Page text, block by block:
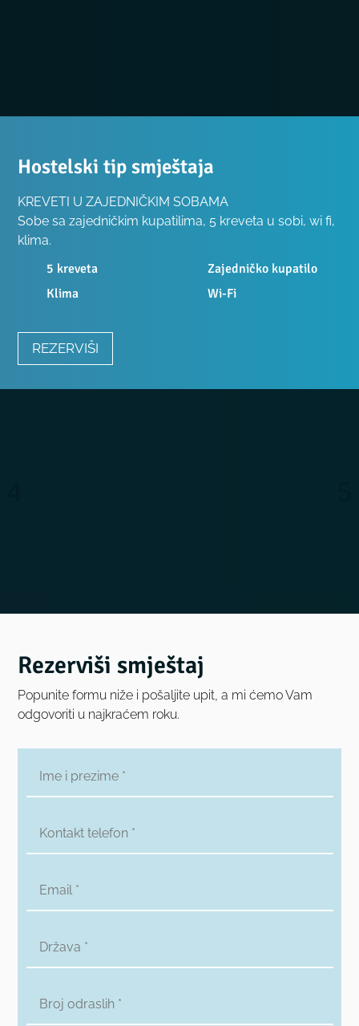
Hostelski tip smještaja
KREVETI U ZAJEDNIČKIM SOBAMA
Sobe sa zajedničkim kupatilima, 5 kreveta u sobi, wi fi,
klima.
5 kreveta
Klima
Zajedničko kupatilo
Wi-Fi
REZERVIŠI
Rezerviši smještaj
Popunite formu niže i pošaljite upit, a mi ćemo Vam
odgovoriti u najkraćem roku.